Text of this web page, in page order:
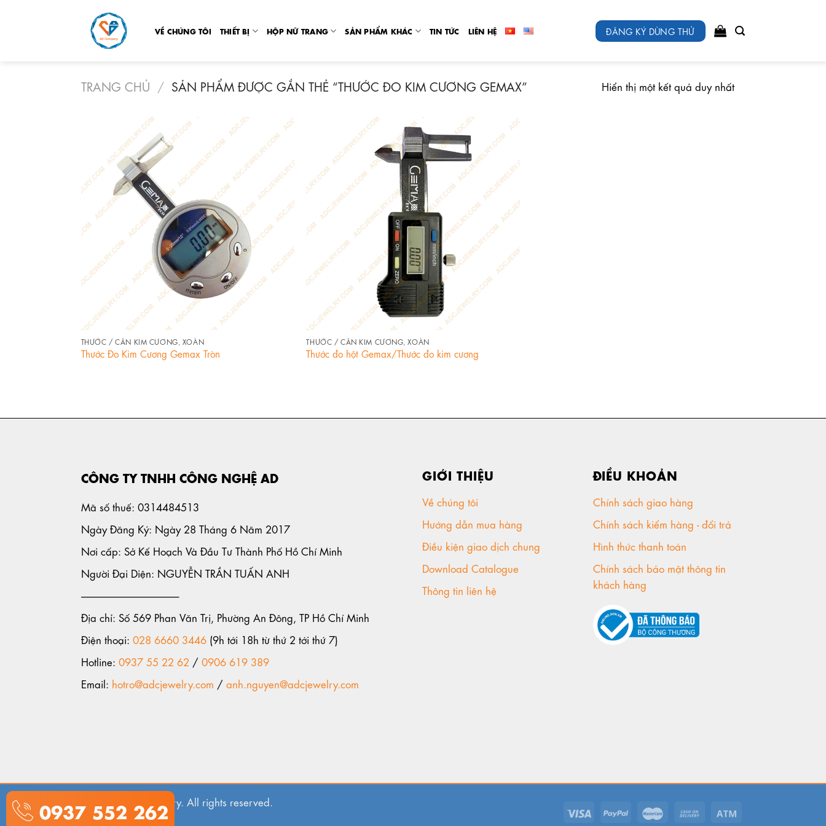
VỀ CHÚNG TÔI THIẾT BỊ HỘP NỮ TRANG SẢN PHẨM KHÁC TIN TỨC LIÊN HỆ ĐĂNG KÝ DÙNG THỬ
TRANG CHỦ / SẢN PHẨM ĐƯỢC GẮN THẺ “THƯỚC ĐO KIM CƯƠNG GEMAX” Hiển thị một kết quả duy nhất
+
THƯỚC / CÂN KIM CƯƠNG, XOÀN
Thước Đo Kim Cương Gemax Tròn
+
THƯỚC / CÂN KIM CƯƠNG, XOÀN
Thước đo hột Gemax/Thước đo kim cương
CÔNG TY TNHH CÔNG NGHỆ AD
Mã số thuế: 0314484513
Ngày Đăng Ký: Ngày 28 Tháng 6 Năm 2017
Nơi cấp: Sở Kế Hoạch Và Đầu Tư Thành Phố Hồ Chí Minh
Người Đại Diện: NGUYỄN TRẦN TUẤN ANH
-----------------------------------------------------
Địa chỉ: Số 569 Phan Văn Trị, Phường An Đông, TP Hồ Chí Minh
Điện thoại: 028 6660 3446 (9h tới 18h từ thứ 2 tới thứ 7)
Hotline: 0937 55 22 62 / 0906 619 389
Email: hotro@adcjewelry.com / anh.nguyen@adcjewelry.com
GIỚI THIỆU
Về chúng tôi
Hướng dẫn mua hàng
Điều kiện giao dịch chung
Download Catalogue
Thông tin liên hệ
ĐIỀU KHOẢN
Chính sách giao hàng
Chính sách kiểm hàng - đổi trả
Hình thức thanh toán
Chính sách bảo mật thông tin
khách hàng
© 2018. ADC Jewelry. All rights reserved.
0937 552 262